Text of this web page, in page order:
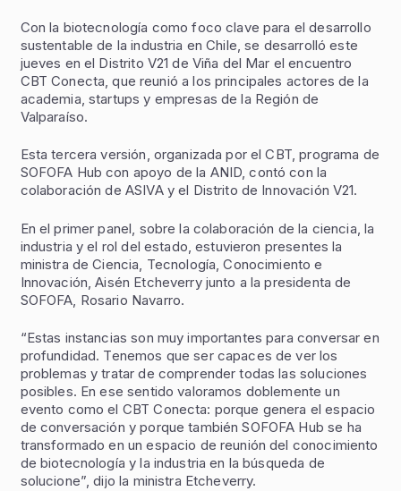
Con la biotecnología como foco clave para el desarrollo
sustentable de la industria en Chile, se desarrolló este
jueves en el Distrito V21 de Viña del Mar el encuentro
CBT Conecta, que reunió a los principales actores de la
academia, startups y empresas de la Región de
Valparaíso.
Esta tercera versión, organizada por el CBT, programa de
SOFOFA Hub con apoyo de la ANID, contó con la
colaboración de ASIVA y el Distrito de Innovación V21.
En el primer panel, sobre la colaboración de la ciencia, la
industria y el rol del estado, estuvieron presentes la
ministra de Ciencia, Tecnología, Conocimiento e
Innovación, Aisén Etcheverry junto a la presidenta de
SOFOFA, Rosario Navarro.
“Estas instancias son muy importantes para conversar en
profundidad. Tenemos que ser capaces de ver los
problemas y tratar de comprender todas las soluciones
posibles. En ese sentido valoramos doblemente un
evento como el CBT Conecta: porque genera el espacio
de conversación y porque también SOFOFA Hub se ha
transformado en un espacio de reunión del conocimiento
de biotecnología y la industria en la búsqueda de
solucione”, dijo la ministra Etcheverry.